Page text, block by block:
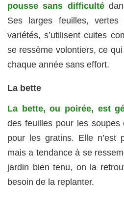
pousse sans difficulté
Ses larges feuilles,
variétés, s’utilisent cuites
se ressème volontiers, ce
chaque année sans effort.
La bette
La bette, ou poirée, est
des feuilles pour les soupes
pour les gratins. Elle n’est
mais a tendance à se
jardin bien tenu, on la
besoin de la replanter.